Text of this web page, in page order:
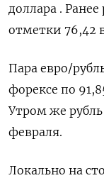
доллара .
отметки ​76,42
Пара евро/
форексе по
Утром ‌же
февраля.
Локально на